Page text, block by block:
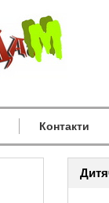
Контакти